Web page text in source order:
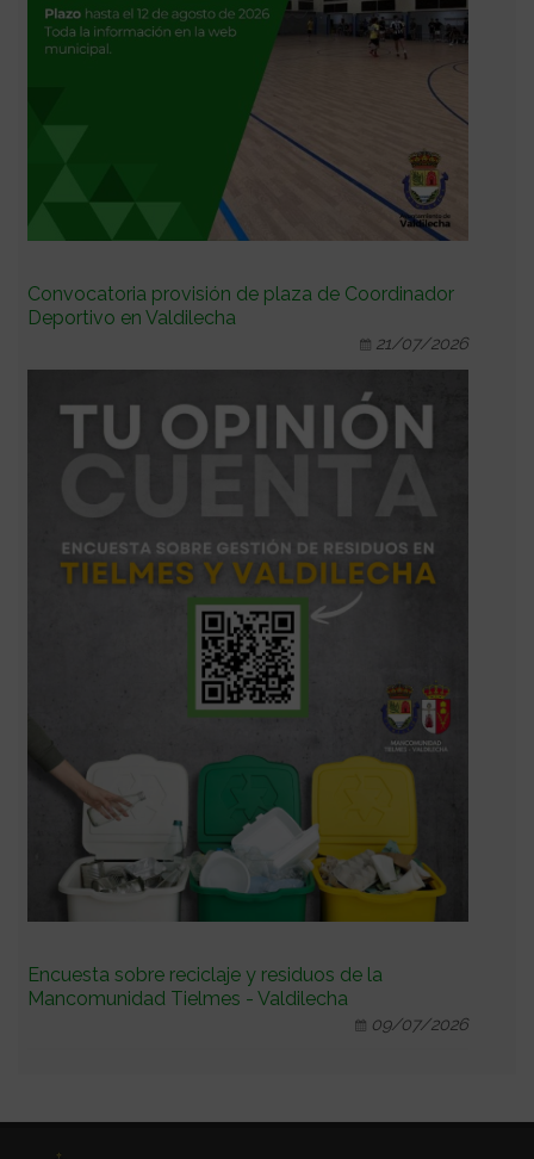
Convocatoria provisión de plaza de Coordinador
Deportivo en Valdilecha
21/07/2026
Encuesta sobre reciclaje y residuos de la
Mancomunidad Tielmes - Valdilecha
09/07/2026